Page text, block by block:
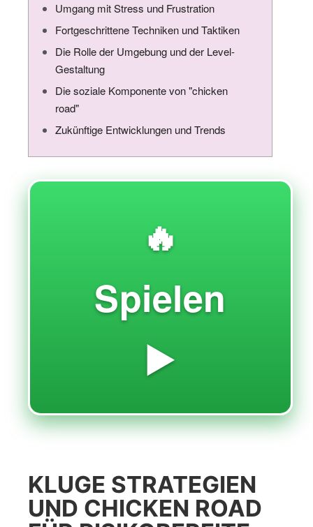
Umgang mit Stress und Frustration
Fortgeschrittene Techniken und Taktiken
Die Rolle der Umgebung und der Level-
Gestaltung
Die soziale Komponente von "chicken
road"
Zukünftige Entwicklungen und Trends
🔥
Spielen
▶️
KLUGE STRATEGIEN
UND CHICKEN ROAD